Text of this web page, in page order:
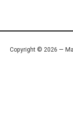
Copyright © 2026 —